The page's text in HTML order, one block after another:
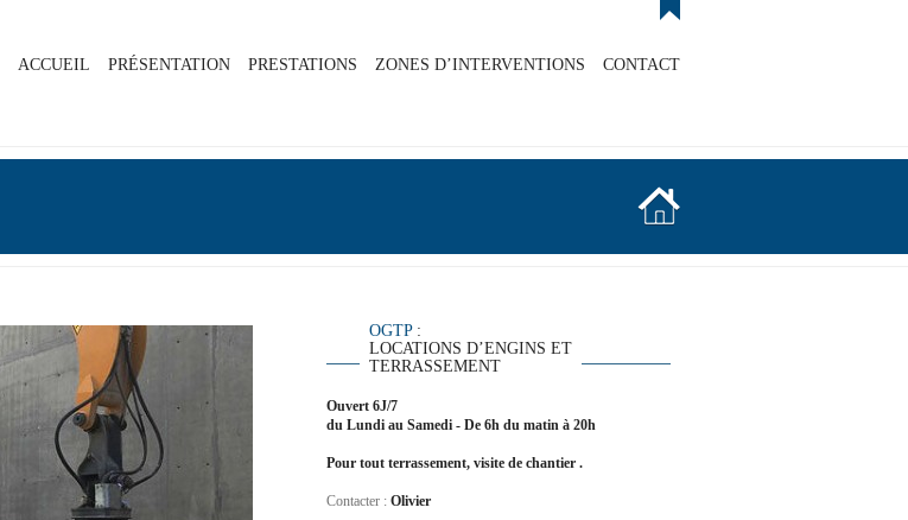
ACCUEIL PRÉSENTATION PRESTATIONS ZONES D’INTERVENTIONS CONTACT
OGTP :
LOCATIONS D’ENGINS ET
TERRASSEMENT
Ouvert 6J/7
du Lundi au Samedi - De 6h du matin à 20h
Pour tout terrassement, visite de chantier .
Contacter : Olivier